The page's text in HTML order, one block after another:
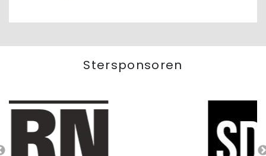
Stersponsoren